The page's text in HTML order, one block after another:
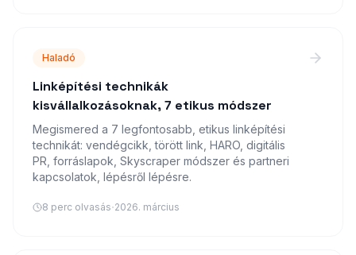
Haladó
Linképítési technikák
kisvállalkozásoknak, 7 etikus módszer
Megismered a 7 legfontosabb, etikus linképítési
technikát: vendégcikk, törött link, HARO, digitális
PR, forráslapok, Skyscraper módszer és partneri
kapcsolatok, lépésről lépésre.
8 perc olvasás·2026. március